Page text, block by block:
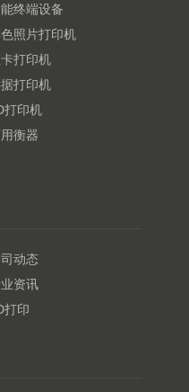
终端设备
照片打印机
打印机
打印机
打印机
衡器
动态
资讯
打印